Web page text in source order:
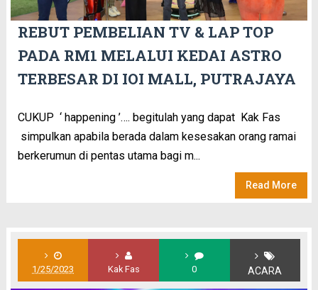
REBUT PEMBELIAN TV & LAP TOP
PADA RM1 MELALUI KEDAI ASTRO
TERBESAR DI IOI MALL, PUTRAJAYA
CUKUP ‘ happening ’…. begitulah yang dapat Kak Fas
simpulkan apabila berada dalam kesesakan orang ramai
berkerumun di pentas utama bagi m...
Read More
1/25/2023 Kak Fas 0 ACARA